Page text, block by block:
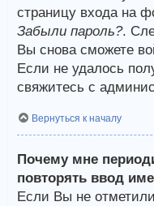
страницу входа на
Забыли пароль?.
Вы снова сможете
Если не удалось
свяжитесь с
Вернуться к началу
Почему мне
повторять ввод
Если Вы не